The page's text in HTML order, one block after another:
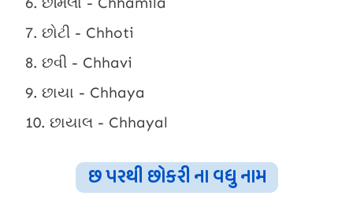
છોટી - Chhoti
છવી - Chhavi
છાયા - Chhaya
છાયાલ - Chhayal
છ પરથી છોકરી ના વધુ નામ